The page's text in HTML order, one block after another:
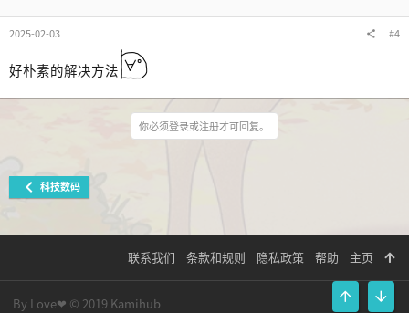
2025-02-03 #4
好朴素的解决方法
你必须登录或注册才可回复。
科技数码
联系我们 条款和规则 隐私政策 帮助 主页
By Love❤ © 2019 Kamihub 顶部 底部